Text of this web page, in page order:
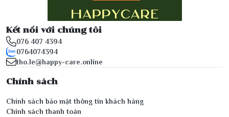
Kết nối với chúng tôi
076 407 4394
0764074394
tho.le@happy-care.online
Chính sách
Chính sách bảo mật thông tin khách hàng
Chính sách thanh toán